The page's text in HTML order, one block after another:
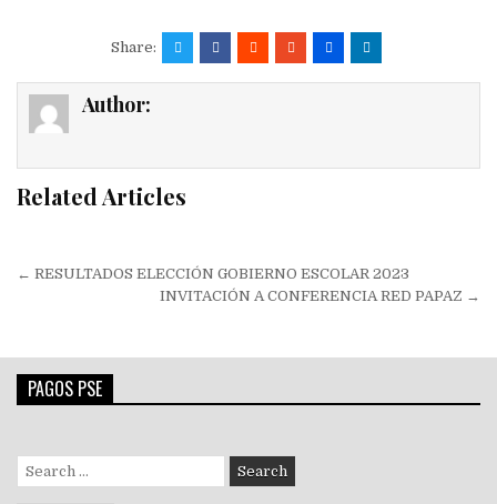
Share:
Author:
Related Articles
Navegación
← RESULTADOS ELECCIÓN GOBIERNO ESCOLAR 2023
INVITACIÓN A CONFERENCIA RED PAPAZ →
PAGOS PSE
Search
for: